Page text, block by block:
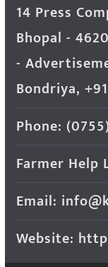
14 Press
Bhopal -
-
Bondriya,
Phone:
Farmer Help
Email:
Website: